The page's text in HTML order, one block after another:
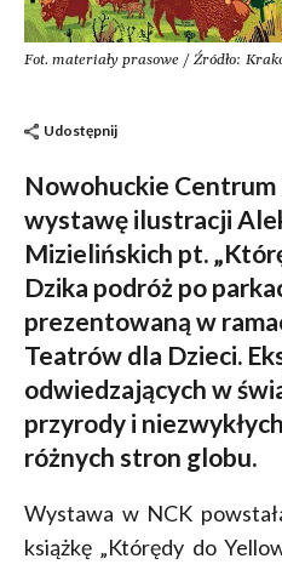
Fot. materiały prasowe / Źródło:
Udostępnij
Nowohuckie
wystawę ilustracji
Mizielińskich pt.
Dzika podróż po
prezentowaną w
Teatrów dla Dzieci.
odwiedzających w
przyrody i
różnych stron globu.
Wystawa w NCK
książkę „Którędy do